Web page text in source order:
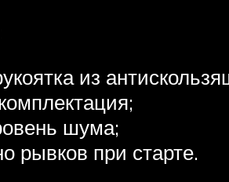
из
шума;
рывков при старте.